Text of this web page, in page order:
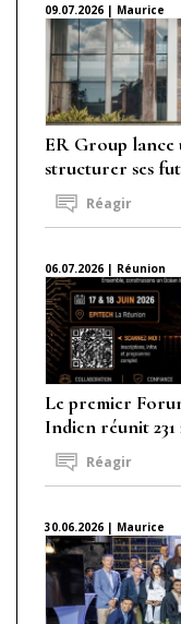
09.07.2026 | Maurice
ER Group lance
structurer ses
Réagir
06.07.2026 | Réunion
Le premier
Indien réunit
Réagir
30.06.2026 | Maurice